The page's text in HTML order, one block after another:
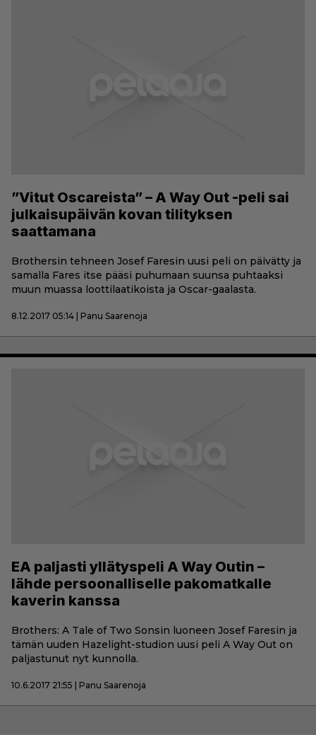
”Vitut Oscareista” – A Way Out -peli sai
julkaisupäivän kovan tilityksen
saattamana
Brothersin tehneen Josef Faresin uusi peli on päivätty ja
samalla Fares itse pääsi puhumaan suunsa puhtaaksi
muun muassa loottilaatikoista ja Oscar-gaalasta.
8.12.2017 05:14 | Panu Saarenoja
EA paljasti yllätyspeli A Way Outin –
lähde persoonalliselle pakomatkalle
kaverin kanssa
Brothers: A Tale of Two Sonsin luoneen Josef Faresin ja
tämän uuden Hazelight-studion uusi peli A Way Out on
paljastunut nyt kunnolla.
10.6.2017 21:55 | Panu Saarenoja